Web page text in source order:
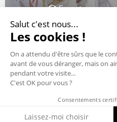
En centre
Salut c'est nous...
Les cookies !
On a attendu d'être sûrs que le
avant de vous déranger, mais on
pendant votre visite...
C'est OK pour vous ?
Consentements
Laissez-moi choisir